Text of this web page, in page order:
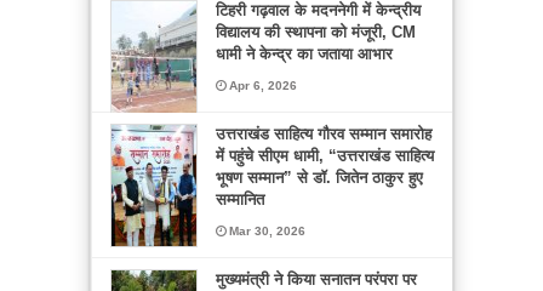
टिहरी गढ़वाल के मदननेगी में केन्द्रीय
विद्यालय की स्थापना को मंजूरी, CM
धामी ने केन्द्र का जताया आभार
Apr 6, 2026
उत्तराखंड साहित्य गौरव सम्मान समारोह
में पहुंचे सीएम धामी, “उत्तराखंड साहित्य
भूषण सम्मान” से डॉ. जितेन ठाकुर हुए
सम्मानित
Mar 30, 2026
मुख्यमंत्री ने किया सनातन परंपरा पर